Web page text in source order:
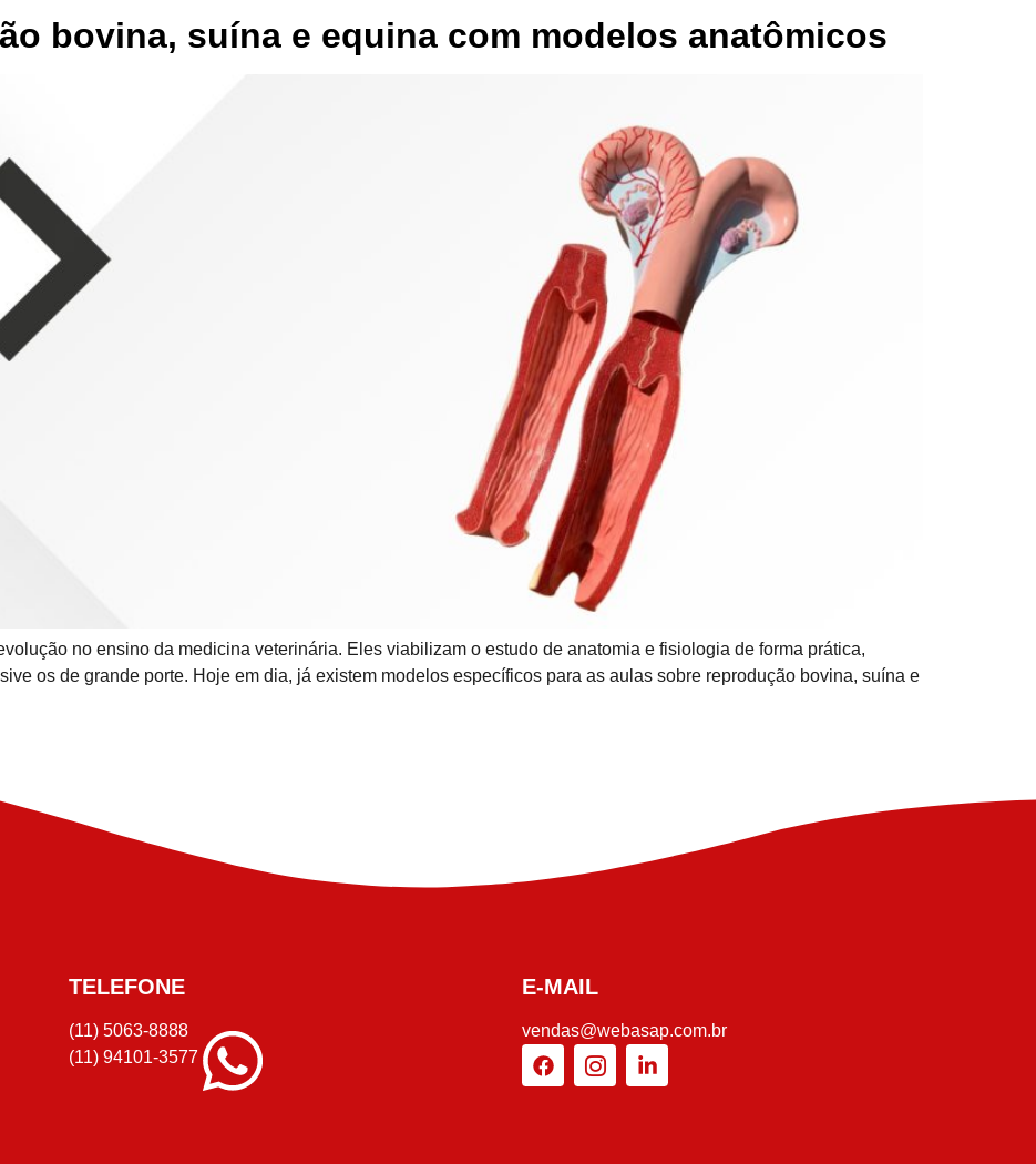
bovina, suína e equina com modelos anatômicos
no ensino da medicina veterinária. Eles viabilizam o estudo de anatomia e fisiologia de forma prática,
os de grande porte. Hoje em dia, já existem modelos específicos para as aulas sobre reprodução bovina, suína e
TELEFONE
(11) 5063-8888
(11) 94101-3577
E-MAIL
vendas@webasap.com.br